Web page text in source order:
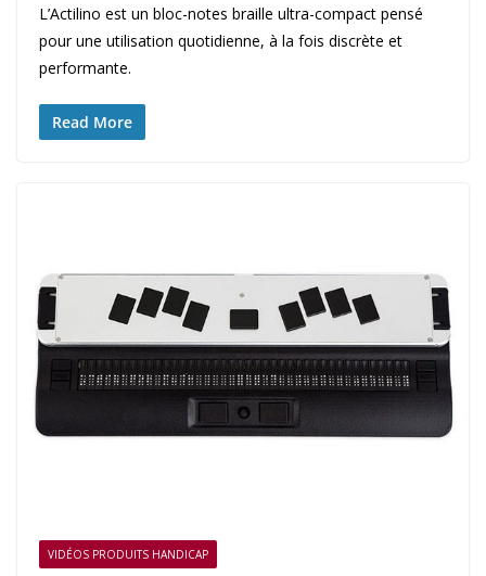
L’Actilino est un bloc-notes braille ultra-compact pensé
pour une utilisation quotidienne, à la fois discrète et
performante.
Read More
VIDÉOS PRODUITS HANDICAP